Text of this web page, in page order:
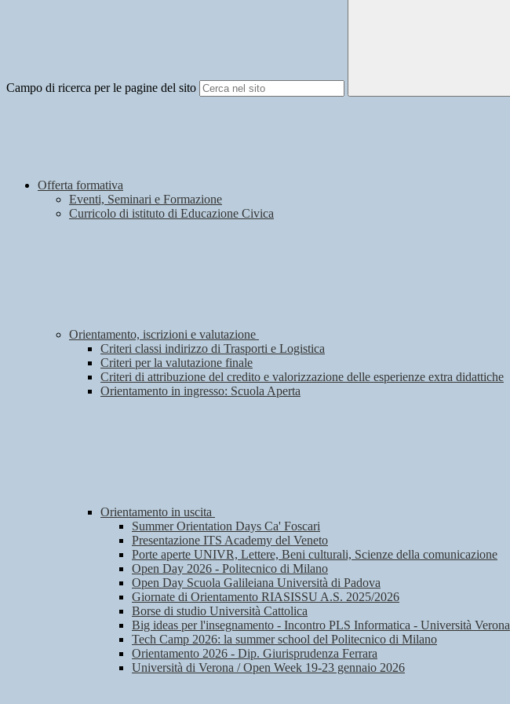
Campo di ricerca per le pagine del sito
Offerta formativa
Eventi, Seminari e Formazione
Curricolo di istituto di Educazione Civica
Orientamento, iscrizioni e valutazione
Criteri classi indirizzo di Trasporti e Logistica
Criteri per la valutazione finale
Criteri di attribuzione del credito e valorizzazione delle esperienze extra didattiche
Orientamento in ingresso: Scuola Aperta
Orientamento in uscita
Summer Orientation Days Ca' Foscari
Presentazione ITS Academy del Veneto
Porte aperte UNIVR, Lettere, Beni culturali, Scienze della comunicazione
Open Day 2026 - Politecnico di Milano
Open Day Scuola Galileiana Università di Padova
Giornate di Orientamento RIASISSU A.S. 2025/2026
Borse di studio Università Cattolica
Big ideas per l'insegnamento - Incontro PLS Informatica - Università Verona
Tech Camp 2026: la summer school del Politecnico di Milano
Orientamento 2026 - Dip. Giurisprudenza Ferrara
Università di Verona / Open Week 19-23 gennaio 2026